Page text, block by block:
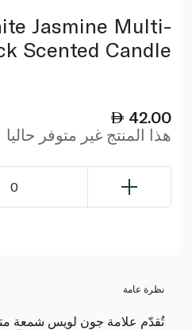
Jasmine Multi-
Scented Candle
42.00
هذا المنتج غير متوفر حاليا
0
نظرة عامة
تُقدّم علامة جون لويس شمعة